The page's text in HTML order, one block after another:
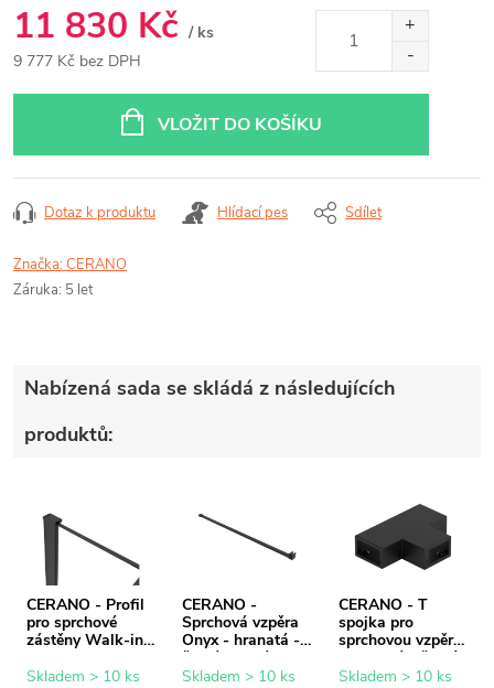
11 830 Kč / ks
9 777 Kč bez DPH
VLOŽIT DO KOŠÍKU
Dotaz k produktu Hlídací pes Sdílet
Značka:CERANO
Záruka: 5 let
Nabízená sada se skládá z následujících
produktů:
CERANO - Profil
pro sprchové
zástěny Walk-in
černá matná - 15
Skladem > 10 ks
CERANO -
Sprchová vzpěra
Onyx - hranatá -
černá matná -
150 cm
Skladem > 10 ks
CERANO - T
spojka pro
sprchovou vzpěru
- hranatá - černá
matná
Skladem > 10 ks